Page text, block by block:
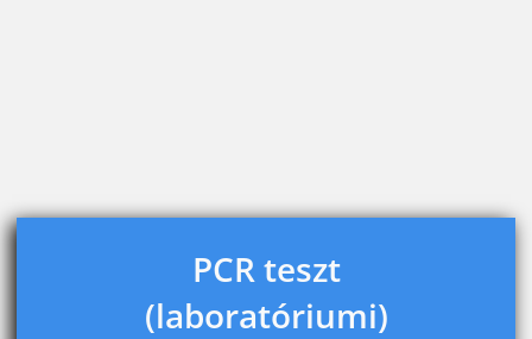
PCR teszt
(laboratóriumi)